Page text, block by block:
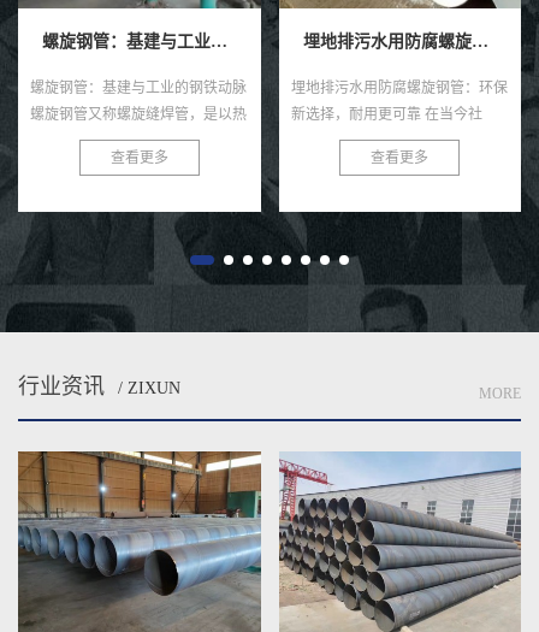
螺旋钢管：基建与工业的钢铁动脉
螺旋钢管：基建与工业的钢铁动脉
螺旋钢管又称螺旋缝焊管，是以热
轧带钢卷为原料，经常温螺旋辊压
成型、自动双丝双面埋弧焊制成的
查看更多
埋地排污水用防腐螺旋钢管
埋地排污水用防腐螺旋钢管：环保
新选择，耐用更可靠 在当今社
会，环保与可持续发展已成为全球
共识。在污水处理与排放领域，选
查看更多
行业资讯 / ZIXUN MORE